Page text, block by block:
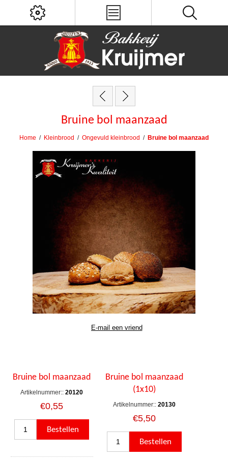
Bruine bol maanzaad
Home / Kleinbrood / Ongevuld kleinbrood / Bruine bol maanzaad
Bruine bol maanzaad
Artikelnummer:: 20120
€0,55
Bruine bol maanzaad
(1x10)
Artikelnummer:: 20130
€5,50